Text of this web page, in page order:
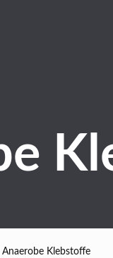
Anaerobe Klebstoffe